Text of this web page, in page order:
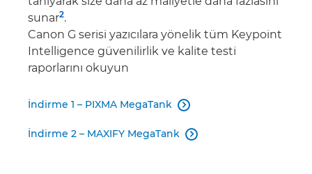
sunar2.
Canon G serisi yazıcılara yönelik tüm Keypoint
Intelligence güvenilirlik ve kalite testi
raporlarını okuyun
İndirme 1 – PIXMA MegaTank 
İndirme 2 – MAXIFY MegaTank 